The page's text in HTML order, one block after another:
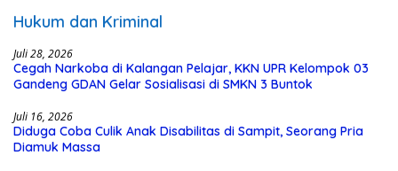
Hukum dan Kriminal
Juli 28, 2026
Cegah Narkoba di Kalangan Pelajar, KKN UPR Kelompok 03
Gandeng GDAN Gelar Sosialisasi di SMKN 3 Buntok
Juli 16, 2026
Diduga Coba Culik Anak Disabilitas di Sampit, Seorang Pria
Diamuk Massa